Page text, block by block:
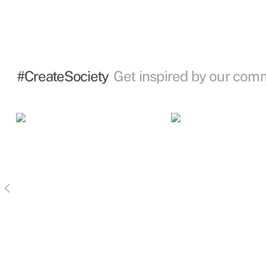
#CreateSociety Get inspired by our